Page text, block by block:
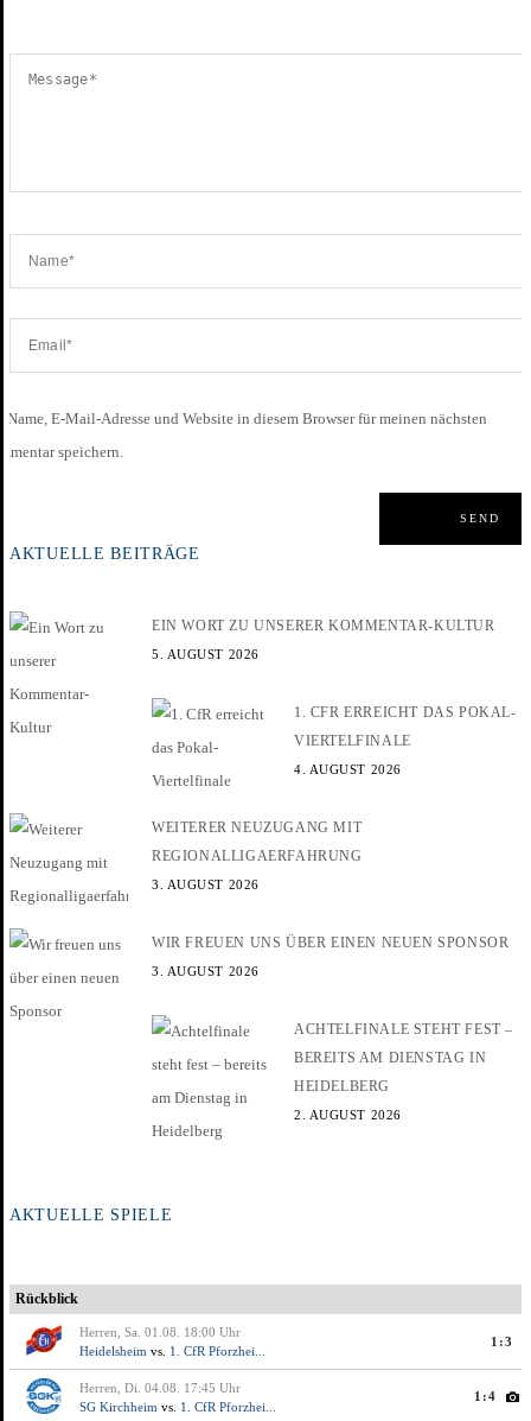
Name, E-Mail-Adresse und Website in diesem Browser für meinen nächsten
speichern.
AKTUELLE BEITRÄGE
EIN WORT ZU UNSERER KOMMENTAR-KULTUR
5. AUGUST 2026
1. CFR ERREICHT DAS POKAL-
VIERTELFINALE
4. AUGUST 2026
WEITERER NEUZUGANG MIT
REGIONALLIGAERFAHRUNG
3. AUGUST 2026
WIR FREUEN UNS ÜBER EINEN NEUEN SPONSOR
3. AUGUST 2026
ACHTELFINALE STEHT FEST –
BEREITS AM DIENSTAG IN
HEIDELBERG
2. AUGUST 2026
AKTUELLE SPIELE